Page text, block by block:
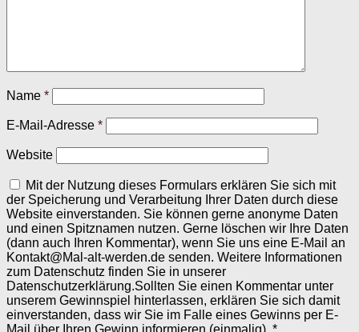
Name *
E-Mail-Adresse *
Website
Mit der Nutzung dieses Formulars erklären Sie sich mit
der Speicherung und Verarbeitung Ihrer Daten durch diese
Website einverstanden. Sie können gerne anonyme Daten
und einen Spitznamen nutzen. Gerne löschen wir Ihre Daten
(dann auch Ihren Kommentar), wenn Sie uns eine E-Mail an
Kontakt@Mal-alt-werden.de senden. Weitere Informationen
zum Datenschutz finden Sie in unserer
Datenschutzerklärung.Sollten Sie einen Kommentar unter
unserem Gewinnspiel hinterlassen, erklären Sie sich damit
einverstanden, dass wir Sie im Falle eines Gewinns per E-